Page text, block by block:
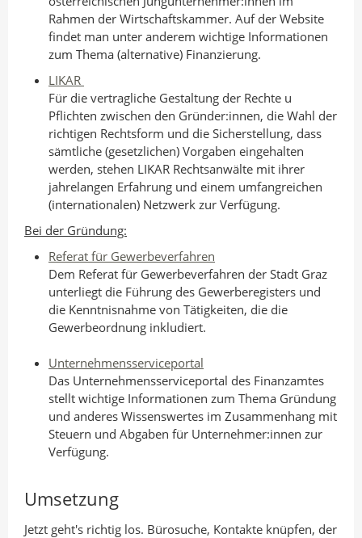
Rahmen der Wirtschaftskammer. Auf der Website
findet man unter anderem wichtige Informationen
zum Thema (alternative) Finanzierung.
LIKAR
Für die vertragliche Gestaltung der Rechte u
Pflichten zwischen den Gründer:innen, die Wahl der
richtigen Rechtsform und die Sicherstellung, dass
sämtliche (gesetzlichen) Vorgaben eingehalten
werden, stehen LIKAR Rechtsanwälte mit ihrer
jahrelangen Erfahrung und einem umfangreichen
(internationalen) Netzwerk zur Verfügung.
Bei der Gründung:
Referat für Gewerbeverfahren
Dem Referat für Gewerbeverfahren der Stadt Graz
unterliegt die Führung des Gewerberegisters und
die Kenntnisnahme von Tätigkeiten, die die
Gewerbeordnung inkludiert.
Unternehmensserviceportal
Das Unternehmensserviceportal des Finanzamtes
stellt wichtige Informationen zum Thema Gründung
und anderes Wissenswertes im Zusammenhang mit
Steuern und Abgaben für Unternehmer:innen zur
Verfügung.
Umsetzung
Jetzt geht's richtig los. Bürosuche, Kontakte knüpfen, der